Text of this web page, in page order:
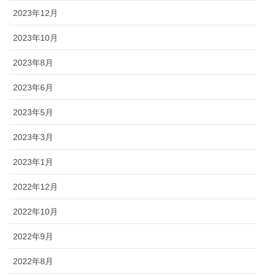
2023年12月
2023年10月
2023年8月
2023年6月
2023年5月
2023年3月
2023年1月
2022年12月
2022年10月
2022年9月
2022年8月